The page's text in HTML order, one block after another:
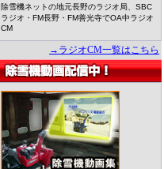
除雪機ネットの地元長野のラジオ局、SBC
ラジオ・FM長野・FM善光寺でOA中ラジオ
CM
→ラジオCM一覧はこちら